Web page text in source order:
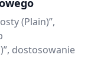
(Plain)”,
dostosowanie